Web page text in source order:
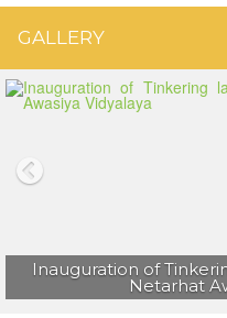
भारतीय संविधान
GALLERY
Inauguration of
Netarhat